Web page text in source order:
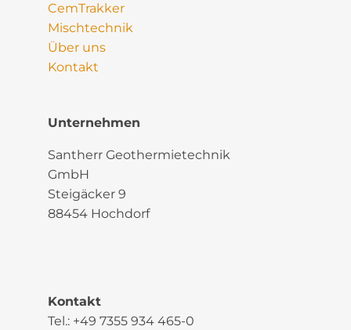
CemTrakker
Mischtechnik
Über uns
Kontakt
Unternehmen
Santherr Geothermietechnik
GmbH
Steigäcker 9
88454 Hochdorf
Kontakt
Tel.: +49 7355 934 465-0